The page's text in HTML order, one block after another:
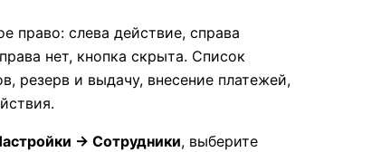
право: слева действие, справа
нет, кнопка скрыта. Список
резерв и выдачу, внесение платежей,
→ Сотрудники, выберите